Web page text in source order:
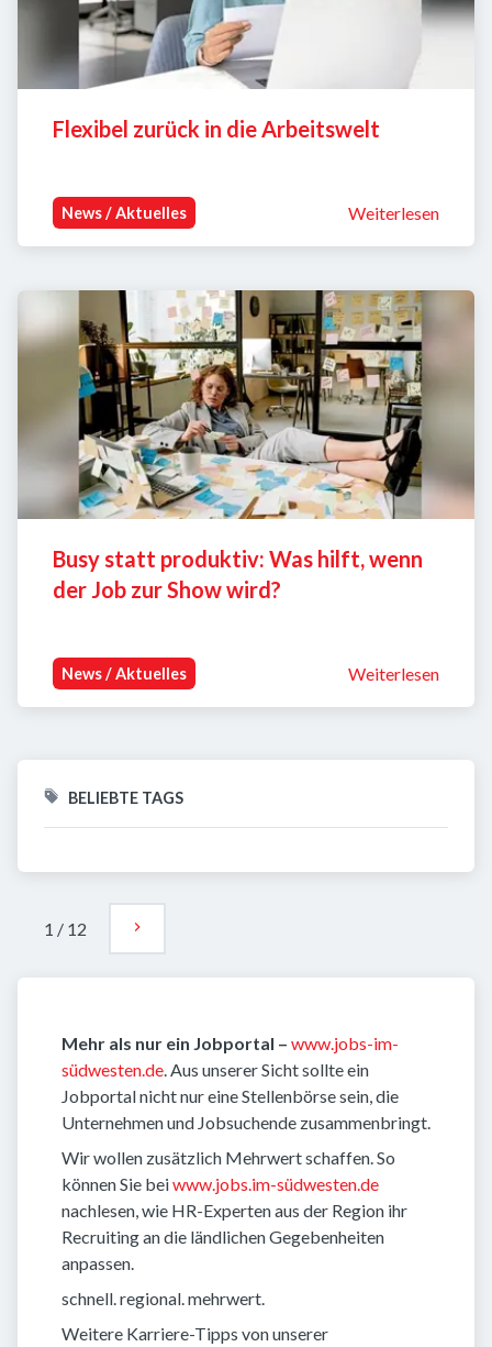
Flexibel zurück in die Arbeitswelt
News / Aktuelles Weiterlesen
Busy statt produktiv: Was hilft, wenn
der Job zur Show wird?
News / Aktuelles Weiterlesen
BELIEBTE TAGS
1 / 12
Mehr als nur ein Jobportal – www.jobs-im-
südwesten.de. Aus unserer Sicht sollte ein
Jobportal nicht nur eine Stellenbörse sein, die
Unternehmen und Jobsuchende zusammenbringt.
Wir wollen zusätzlich Mehrwert schaffen. So
können Sie beiwww.jobs.im-südwesten.de
nachlesen, wie HR-Experten aus der Region ihr
Recruiting an die ländlichen Gegebenheiten
anpassen.
schnell. regional. mehrwert.
Weitere Karriere-Tipps von unserer